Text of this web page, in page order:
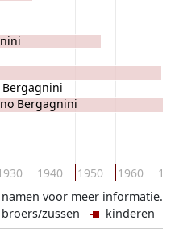
1940 1950 1960
Bergagnini
Bergagnini
voor meer informatie.
broers/zussen kinderen